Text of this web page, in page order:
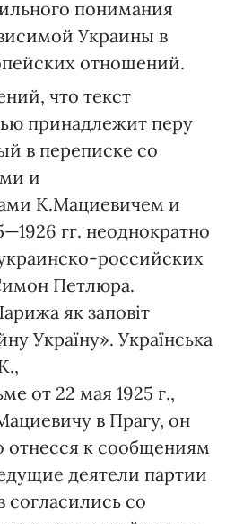
понимания
Украины в
отношений.
что текст
принадлежит перу
в переписке со
и
К.Мациевичем и
гг. неоднократно
российских
Петлюра.
як заповіт
Україну». Українська
от 22 мая 1925 г.,
в Прагу, он
отнесся к сообщениям
деятели партии
согласились со